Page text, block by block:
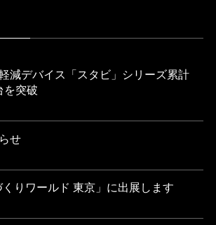
減デバイス「スタビ」シリーズ累計
を突破
せ
くりワールド 東京」に出展します